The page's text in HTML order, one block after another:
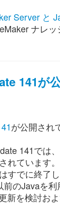
Server と
ナレッ
141が
が公開され
141では、
されています
すでに終了
前のJavaを
新を検討お